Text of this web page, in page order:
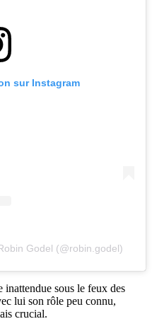
sur Instagram
Godel (@robin.godel)
inattendue sous le feux des
lui son rôle peu connu,
crucial.